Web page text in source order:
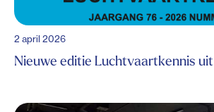
2 april 2026
Nieuwe editie Luchtvaartkennis uit